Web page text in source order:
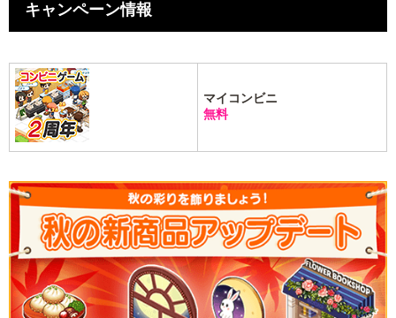
キャンペーン情報
マイコンビニ
無料